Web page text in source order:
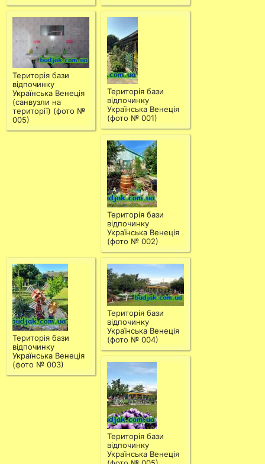
Територія бази
відпочинку
Українська Венеція
(санвузли на
території) (фото №
005)
Територія бази
відпочинку
Українська Венеція
(фото № 001)
Територія бази
відпочинку
Українська Венеція
(фото № 002)
Територія бази
відпочинку
Українська Венеція
(фото № 003)
Територія бази
відпочинку
Українська Венеція
(фото № 004)
Територія бази
відпочинку
Українська Венеція